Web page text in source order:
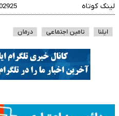
لینک کوتاه
ایلنا تامین اجتماعی درمان